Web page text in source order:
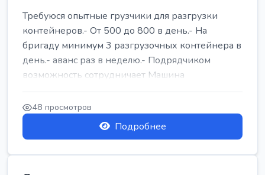
Требуюся опытные грузчики для разгрузки
контейнеров.- От 500 до 800 в день.- На
бригаду минимум 3 разгрузочных контейнера в
день.- аванс раз в неделю.- Подрядчиком
возможность сотрудничает Машина
48 просмотров
Подробнее